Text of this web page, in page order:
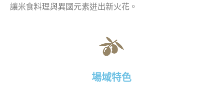
讓米食料理與異國元素迸出新火花。
場域特色